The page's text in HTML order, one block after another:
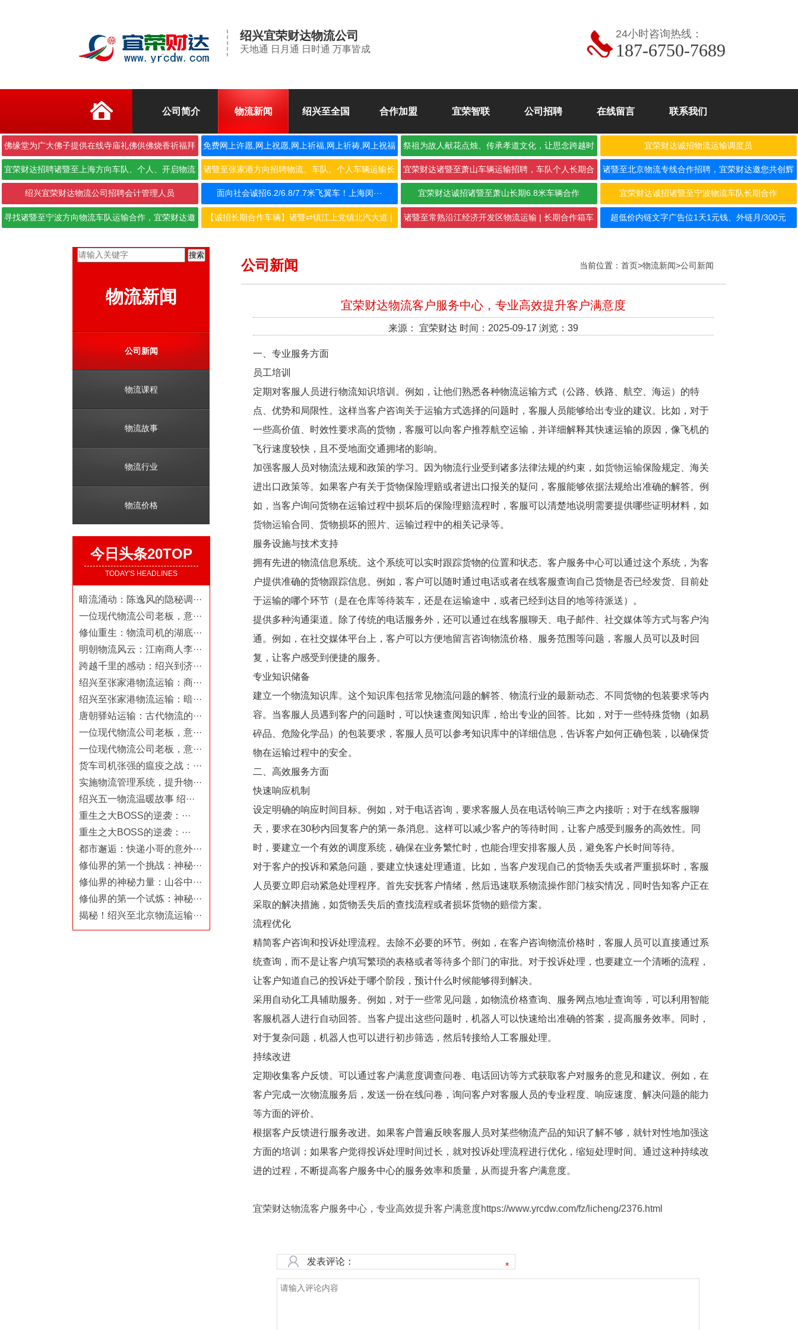
绍兴宜荣财达物流公司
天地通 日月通 日时通 万事皆成
24小时咨询热线：
187-6750-7689
公司简介 物流新闻 绍兴至全国 合作加盟 宜荣智联 公司招聘 在线留言 联系我们
佛缘堂为广大佛子提供在线寺庙礼佛供佛烧香祈福拜
佛
免费网上许愿,网上祝愿,网上祈福,网上祈祷,网上祝福 祭祖为故人献花点烛、传承孝道文化，让思念跨越时
空
宜荣财达诚招物流运输调度员
宜荣财达招聘诸暨至上海方向车队、个人、开启物流
合作···
诸暨至张家港方向招聘物流、车队、个人车辆运输长
期合···
宜荣财达诸暨至萧山车辆运输招聘，车队个人长期合
作，···
诸暨至北京物流专线合作招聘，宜荣财达邀您共创辉
煌！
绍兴宜荣财达物流公司招聘会计管理人员 面向社会诚招6.2/6.8/7.7米飞翼车！上海闵··· 宜荣财达诚招诸暨至萧山长期6.8米车辆合作 宜荣财达诚招诸暨至宁波物流车队长期合作
寻找诸暨至宁波方向物流车队运输合作，宜荣财达邀 【诚招长期合作车辆】诸暨⇄镇江上党镇北汽大道 | 诸暨至常熟沿江经济开发区物流运输 | 长期合作箱车 超低价内链文字广告位1天1元钱、外链月/300元
搜索
物流新闻
公司新闻
物流课程
物流故事
物流行业
物流价格
今日头条20TOP
TODAY'S HEADLINES
暗流涌动：陈逸风的隐秘调···
一位现代物流公司老板，意···
修仙重生：物流司机的湖底···
明朝物流风云：江南商人李···
跨越千里的感动：绍兴到济···
绍兴至张家港物流运输：商···
绍兴至张家港物流运输：暗···
唐朝驿站运输：古代物流的···
一位现代物流公司老板，意···
一位现代物流公司老板，意···
货车司机张强的瘟疫之战：···
实施物流管理系统，提升物···
绍兴五一物流温暖故事 绍···
重生之大BOSS的逆袭：···
重生之大BOSS的逆袭：···
都市邂逅：快递小哥的意外···
修仙界的第一个挑战：神秘···
修仙界的神秘力量：山谷中···
修仙界的第一个试炼：神秘···
揭秘！绍兴至北京物流运输···
公司新闻 当前位置： 首页>物流新闻>公司新闻
宜荣财达物流客户服务中心，专业高效提升客户满意度
来源： 宜荣财达 时间：2025-09-17 浏览：39
一、专业服务方面
员工培训
定期对客服人员进行物流知识培训。例如，让他们熟悉各种物流运输方式（公路、铁路、航空、海运）的特
点、优势和局限性。这样当客户咨询关于运输方式选择的问题时，客服人员能够给出专业的建议。比如，对于
一些高价值、时效性要求高的货物，客服可以向客户推荐航空运输，并详细解释其快速运输的原因，像飞机的
飞行速度较快，且不受地面交通拥堵的影响。
加强客服人员对物流法规和政策的学习。因为物流行业受到诸多法律法规的约束，如货物运输保险规定、海关
进出口政策等。如果客户有关于货物保险理赔或者进出口报关的疑问，客服能够依据法规给出准确的解答。例
如，当客户询问货物在运输过程中损坏后的保险理赔流程时，客服可以清楚地说明需要提供哪些证明材料，如
货物运输合同、货物损坏的照片、运输过程中的相关记录等。
服务设施与技术支持
拥有先进的物流信息系统。这个系统可以实时跟踪货物的位置和状态。客户服务中心可以通过这个系统，为客
户提供准确的货物跟踪信息。例如，客户可以随时通过电话或者在线客服查询自己货物是否已经发货、目前处
于运输的哪个环节（是在仓库等待装车，还是在运输途中，或者已经到达目的地等待派送）。
提供多种沟通渠道。除了传统的电话服务外，还可以通过在线客服聊天、电子邮件、社交媒体等方式与客户沟
通。例如，在社交媒体平台上，客户可以方便地留言咨询物流价格、服务范围等问题，客服人员可以及时回
复，让客户感受到便捷的服务。
专业知识储备
建立一个物流知识库。这个知识库包括常见物流问题的解答、物流行业的最新动态、不同货物的包装要求等内
容。当客服人员遇到客户的问题时，可以快速查阅知识库，给出专业的回答。比如，对于一些特殊货物（如易
碎品、危险化学品）的包装要求，客服人员可以参考知识库中的详细信息，告诉客户如何正确包装，以确保货
物在运输过程中的安全。
二、高效服务方面
快速响应机制
设定明确的响应时间目标。例如，对于电话咨询，要求客服人员在电话铃响三声之内接听；对于在线客服聊
天，要求在30秒内回复客户的第一条消息。这样可以减少客户的等待时间，让客户感受到服务的高效性。同
时，要建立一个有效的调度系统，确保在业务繁忙时，也能合理安排客服人员，避免客户长时间等待。
对于客户的投诉和紧急问题，要建立快速处理通道。比如，当客户发现自己的货物丢失或者严重损坏时，客服
人员要立即启动紧急处理程序。首先安抚客户情绪，然后迅速联系物流操作部门核实情况，同时告知客户正在
采取的解决措施，如货物丢失后的查找流程或者损坏货物的赔偿方案。
流程优化
精简客户咨询和投诉处理流程。去除不必要的环节。例如，在客户咨询物流价格时，客服人员可以直接通过系
统查询，而不是让客户填写繁琐的表格或者等待多个部门的审批。对于投诉处理，也要建立一个清晰的流程，
让客户知道自己的投诉处于哪个阶段，预计什么时候能够得到解决。
采用自动化工具辅助服务。例如，对于一些常见问题，如物流价格查询、服务网点地址查询等，可以利用智能
客服机器人进行自动回答。当客户提出这些问题时，机器人可以快速给出准确的答案，提高服务效率。同时，
对于复杂问题，机器人也可以进行初步筛选，然后转接给人工客服处理。
持续改进
定期收集客户反馈。可以通过客户满意度调查问卷、电话回访等方式获取客户对服务的意见和建议。例如，在
客户完成一次物流服务后，发送一份在线问卷，询问客户对客服人员的专业程度、响应速度、解决问题的能力
等方面的评价。
根据客户反馈进行服务改进。如果客户普遍反映客服人员对某些物流产品的知识了解不够，就针对性地加强这
方面的培训；如果客户觉得投诉处理时间过长，就对投诉处理流程进行优化，缩短处理时间。通过这种持续改
进的过程，不断提高客户服务中心的服务效率和质量，从而提升客户满意度。
宜荣财达物流客户服务中心，专业高效提升客户满意度https://www.yrcdw.com/fz/licheng/2376.html
发表评论： *